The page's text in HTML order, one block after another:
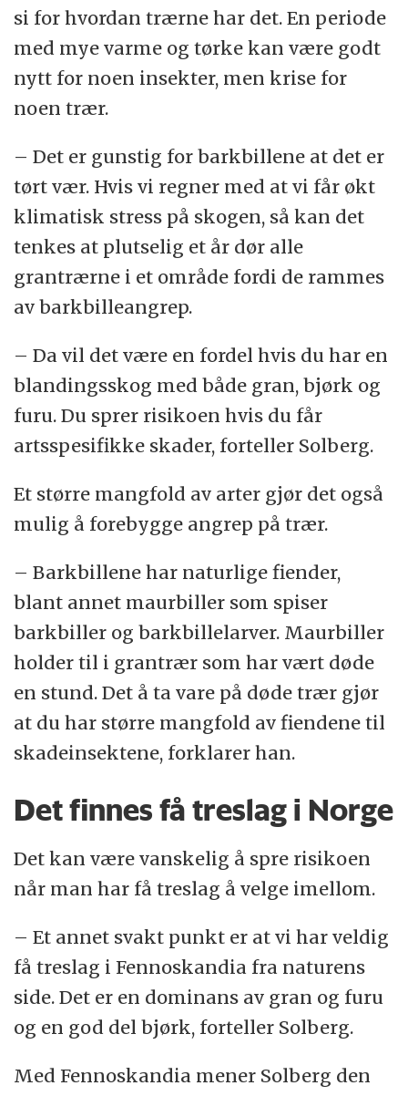
si for hvordan trærne har det. En periode
med mye varme og tørke kan være godt
nytt for noen insekter, men krise for
noen trær.
– Det er gunstig for barkbillene at det er
tørt vær. Hvis vi regner med at vi får økt
klimatisk stress på skogen, så kan det
tenkes at plutselig et år dør alle
grantrærne i et område fordi de rammes
av barkbilleangrep.
– Da vil det være en fordel hvis du har en
blandingsskog med både gran, bjørk og
furu. Du sprer risikoen hvis du får
artsspesifikke skader, forteller Solberg.
Et større mangfold av arter gjør det også
mulig å forebygge angrep på trær.
– Barkbillene har naturlige fiender,
blant annet maurbiller som spiser
barkbiller og barkbillelarver. Maurbiller
holder til i grantrær som har vært døde
en stund. Det å ta vare på døde trær gjør
at du har større mangfold av fiendene til
skadeinsektene, forklarer han.
Det finnes få treslag i Norge
Det kan være vanskelig å spre risikoen
når man har få treslag å velge imellom.
– Et annet svakt punkt er at vi har veldig
få treslag i Fennoskandia fra naturens
side. Det er en dominans av gran og furu
og en god del bjørk, forteller Solberg.
Med Fennoskandia mener Solberg den